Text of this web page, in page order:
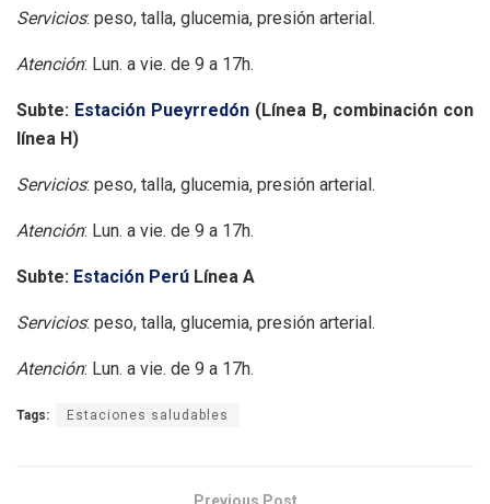
Servicios: peso, talla, glucemia, presión arterial.
Atención: Lun. a vie. de 9 a 17h.
Subte: Estación Pueyrredón (Línea B, combinación con
línea H)
Servicios: peso, talla, glucemia, presión arterial.
Atención: Lun. a vie. de 9 a 17h.
Subte: Estación Perú Línea A
Servicios: peso, talla, glucemia, presión arterial.
Atención: Lun. a vie. de 9 a 17h.
Tags: Estaciones saludables